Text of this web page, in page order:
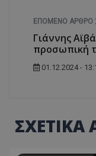
ΕΠΌΜΕΝΟ ΆΡΘΡΟ
Γιάννης
προσωπική
01.12.2024 -
ΣΧΕΤΙΚΑ
usprivacy